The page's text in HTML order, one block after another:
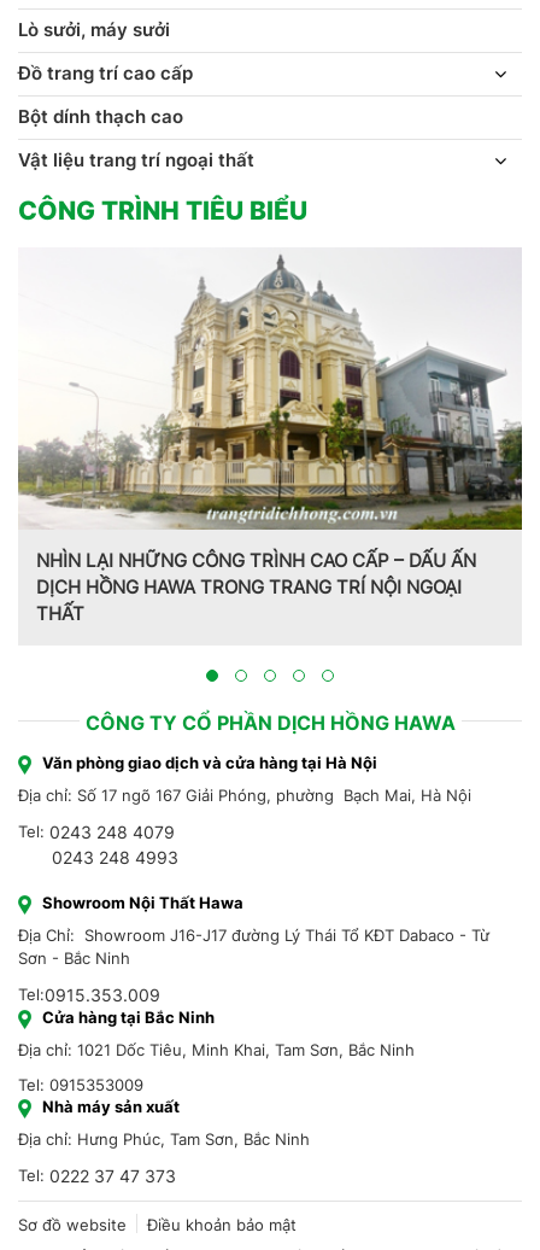
Lò sưởi, máy sưởi
Đồ trang trí cao cấp
Bột dính thạch cao
Vật liệu trang trí ngoại thất
CÔNG TRÌNH TIÊU BIỂU
NHÌN LẠI NHỮNG CÔNG TRÌNH CAO CẤP – DẤU ẤN
DỊCH HỒNG HAWA TRONG TRANG TRÍ NỘI NGOẠI
THẤT
CÔNG TY CỔ PHẦN DỊCH HỒNG HAWA
Văn phòng giao dịch và cửa hàng tại Hà Nội
Địa chỉ: Số 17 ngõ 167 Giải Phóng, phường Bạch Mai, Hà Nội
Tel: 0243 248 4079
0243 248 4993
Showroom Nội Thất Hawa
Địa Chỉ: Showroom J16-J17 đường Lý Thái Tổ KĐT Dabaco - Từ
Sơn - Bắc Ninh
Tel:0915.353.009
Cửa hàng tại Bắc Ninh
Địa chỉ: 1021 Dốc Tiêu, Minh Khai, Tam Sơn, Bắc Ninh
Tel: 0915353009
Nhà máy sản xuất
Địa chỉ: Hưng Phúc, Tam Sơn, Bắc Ninh
Tel: 0222 37 47 373
Sơ đồ website
Điều khoản bảo mật